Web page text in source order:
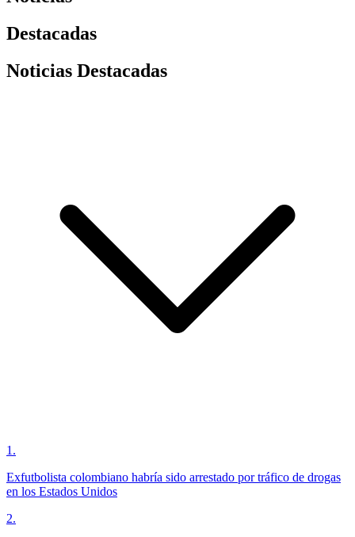
Destacadas
Noticias Destacadas
1 .
Exfutbolista colombiano habría sido arrestado por tráfico de drogas
en los Estados Unidos
2.